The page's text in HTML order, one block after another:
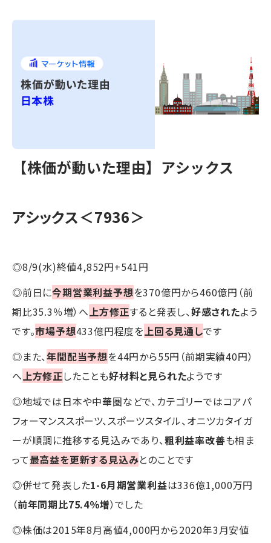
【株価が動いた理由】アシックス
アシックス＜7936＞
◎8/9(水)終値4,852円+541円
◎前日に今期営業利益予想を370億円から460億円（前
期比35.3％増）へ 上方修正すると発表し、好感されたよう
です。市場予想433億円程度を 上回る見通しです
◎また、年間配当予想を44円から55円（前期実績40円）
へ 上方修正したことも好材料と見られたようです
◎地域では日本や中華圏などで、カテゴリーではコアパ
フォーマンススポーツ、スポーツスタイル、オニツカタイガ
ーが順調に推移する見込みであり、粗利益率改善も相ま
って最高益を更新する見込みとのことです
◎併せて発表した1-6月期営業利益は336億1,000万円
（前年同期比75.4％増）でした
◎株価は2015年8月高値4,000円から2020年3月安値